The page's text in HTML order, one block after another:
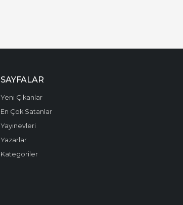
SAYFALAR
Yeni Çıkanlar
En Çok Satanlar
Yayınevleri
Yazarlar
Kategoriler